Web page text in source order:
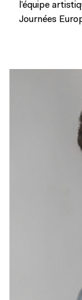
l’équipe
Journées